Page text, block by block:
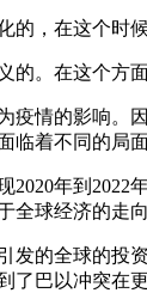
，在这个时
。在这个方
情的影响。
着不同的局
年到
球经济的走
的全球的
巴以冲突在